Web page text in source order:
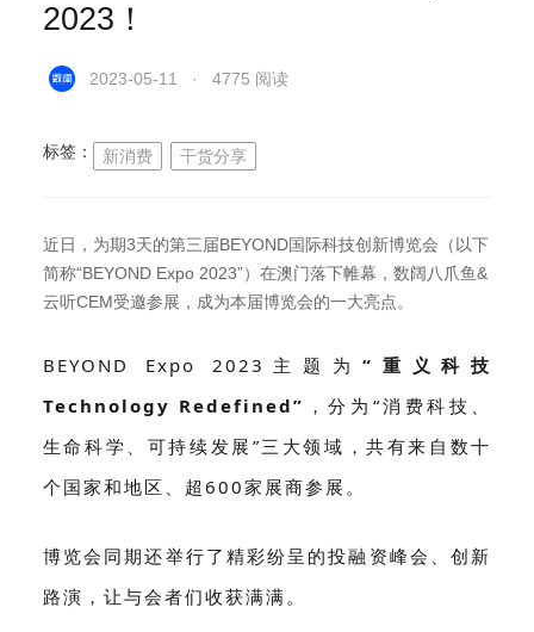
2023！
2023-05-11 · 4775 阅读
标签： 新消费 干货分享
近日，为期3天的第三届BEYOND国际科技创新博览会（以下
简称“BEYOND Expo 2023”）在澳门落下帷幕，数阔八爪鱼&
云听CEM受邀参展，成为本届博览会的一大亮点。
BEYOND Expo 2023主题为 “重义科技
Technology Redefined” ，分为“消费科技、
生命科学、可持续发展”三大领域，共有来自数十
个国家和地区、超600家展商参展。
博览会同期还举行了精彩纷呈的投融资峰会、创新
路演，让与会者们收获满满。